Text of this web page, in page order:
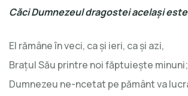
Căci Dumnezeul dragostei acelaşi
El rămâne în veci, ca şi ieri, ca şi azi,
Braţul Său printre noi făptuieşte minuni;
Dumnezeu ne-ncetat pe pământ va